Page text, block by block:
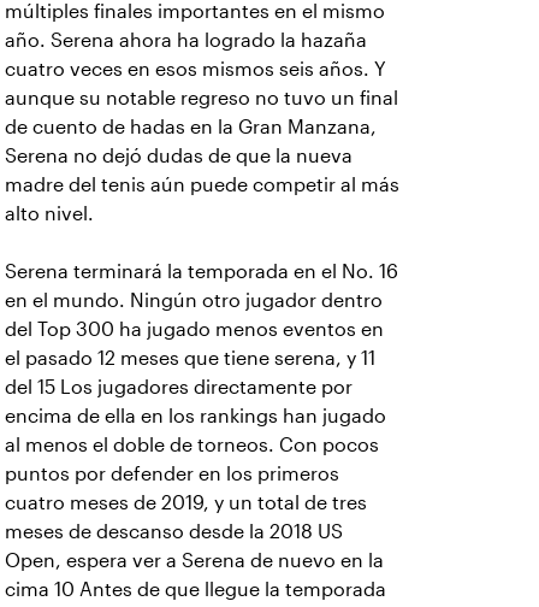
múltiples finales importantes en el mismo
año. Serena ahora ha logrado la hazaña
cuatro veces en esos mismos seis años. Y
aunque su notable regreso no tuvo un final
de cuento de hadas en la Gran Manzana,
Serena no dejó dudas de que la nueva
madre del tenis aún puede competir al más
alto nivel.
Serena terminará la temporada en el No. 16
en el mundo. Ningún otro jugador dentro
del Top 300 ha jugado menos eventos en
el pasado 12 meses que tiene serena, y 11
del 15 Los jugadores directamente por
encima de ella en los rankings han jugado
al menos el doble de torneos. Con pocos
puntos por defender en los primeros
cuatro meses de 2019, y un total de tres
meses de descanso desde la 2018 US
Open, espera ver a Serena de nuevo en la
cima 10 Antes de que llegue la temporada